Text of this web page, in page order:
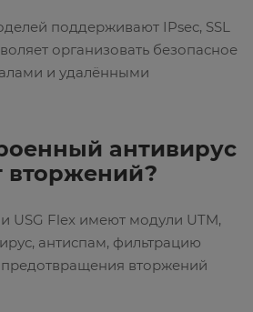
поддерживают IPsec, SSL
организовать безопасное
и удалёнными
антивирус
вторжений?
USG Flex имеют модули UTM,
антиспам, фильтрацию
предотвращения вторжений